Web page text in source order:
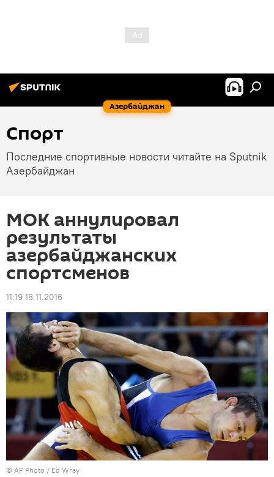
Азербайджан
Спорт
Последние спортивные новости читайте на Sputnik
Азербайджан
МОК аннулировал
результаты
азербайджанских
спортсменов
11:19 18.11.2016
© AP Photo / Ed Wray